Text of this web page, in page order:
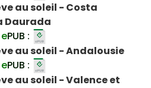
au soleil - Costa
Daurada
ePUB :
au soleil - Andalousie
ePUB :
au soleil - Valence et